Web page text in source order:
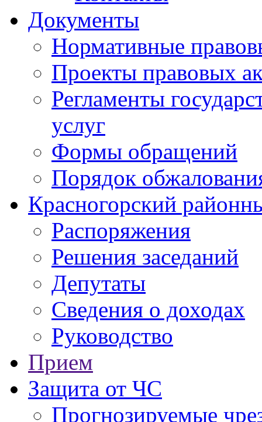
Документы
Нормативные
Проекты правовых
Регламенты
услуг
Формы обращений
Порядок
Красногорский
Распоряжения
Решения заседаний
Депутаты
Сведения о доходах
Руководство
Прием
Защита от ЧС
Прогнозируемые